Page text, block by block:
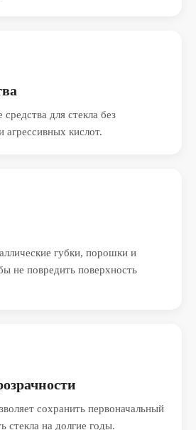
для стекла без
агрессивных кислот.
губки, порошки и
не повредить поверхность
сохранить первоначальный
стекла на долгие годы.